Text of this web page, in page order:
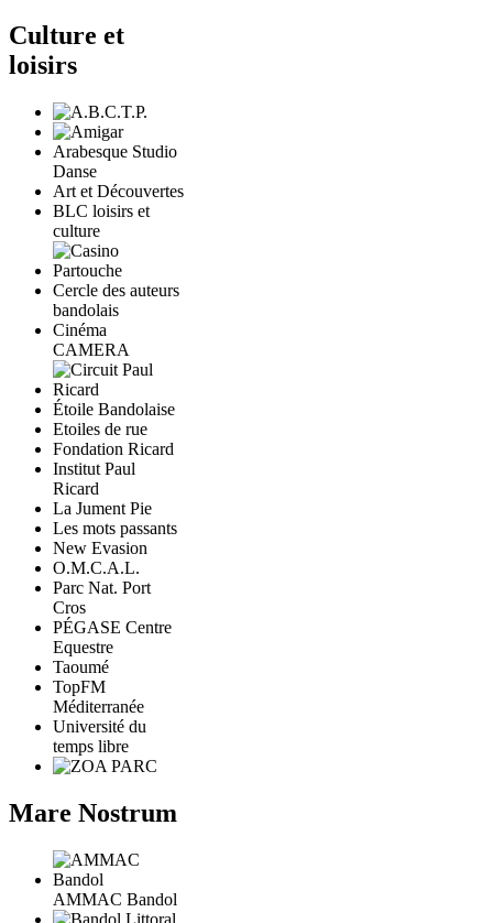
Culture et
loisirs
Arabesque Studio
Danse
Art et Découvertes
BLC loisirs et
culture
Cercle des auteurs
bandolais
Cinéma
CAMERA
Étoile Bandolaise
Etoiles de rue
Fondation Ricard
Institut Paul
Ricard
La Jument Pie
Les mots passants
New Evasion
O.M.C.A.L.
Parc Nat. Port
Cros
PÉGASE Centre
Equestre
Taoumé
TopFM
Méditerranée
Université du
temps libre
Mare Nostrum
AMMAC Bandol